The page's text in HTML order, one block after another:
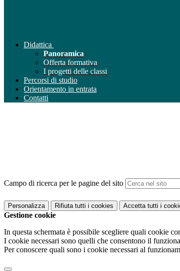
Didattica
Panoramica
Offerta formativa
I progetti delle classi
Percorsi di studio
Orientamento in entrata
Contatti
Campo di ricerca per le pagine del sito
Personalizza Rifiuta tutti i cookies Accetta tutti i
Gestione cookie
In questa schermata è possibile scegliere quali cookie
I cookie necessari sono quelli che consentono il
Per conoscere quali sono i cookie necessari al